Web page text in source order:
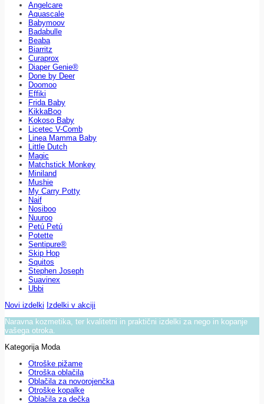
Angelcare
Aquascale
Babymoov
Badabulle
Beaba
Biarritz
Curaprox
Diaper Genie®
Done by Deer
Doomoo
Effiki
Frida Baby
KikkaBoo
Kokoso Baby
Licetec V-Comb
Linea Mamma Baby
Little Dutch
Magic
Matchstick Monkey
Miniland
Mushie
My Carry Potty
Naif
Nosiboo
Nuuroo
Petú Petú
Potette
Sentipure®
Skip Hop
Squitos
Stephen Joseph
Suavinex
Ubbi
Novi izdelki Izdelki v akciji
Naravna kozmetika, ter kvalitetni in praktični izdelki za nego in kopanje
vašega otroka.
Kategorija Moda
Otroške pižame
Otroška oblačila
Oblačila za novorojenčka
Otroške kopalke
Oblačila za dečka